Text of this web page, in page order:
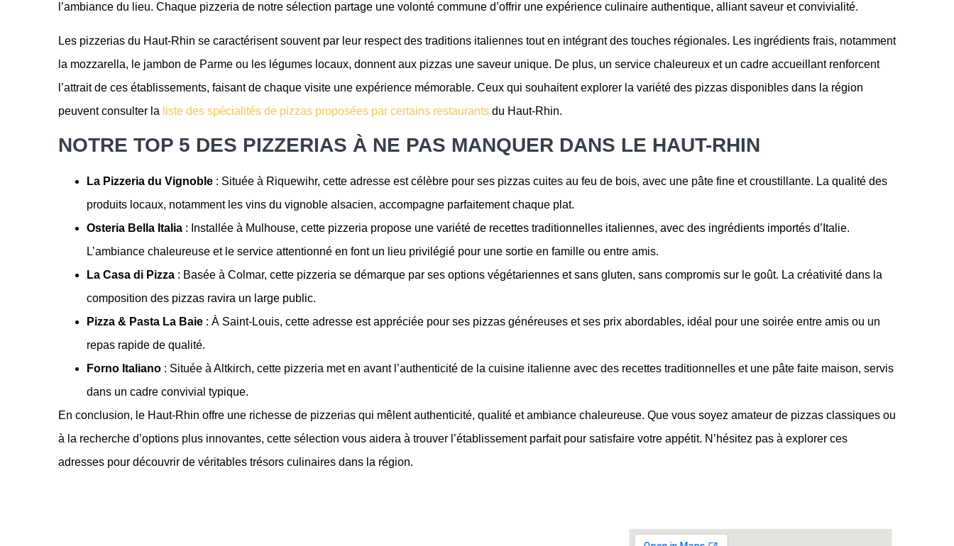
l’ambiance du lieu. Chaque pizzeria de notre sélection partage une volonté commune d’offrir une expérience culinaire authentique, alliant saveur et convivialité.
Les pizzerias du Haut-Rhin se caractérisent souvent par leur respect des traditions italiennes tout en intégrant des touches régionales. Les ingrédients frais, notamment
la mozzarella, le jambon de Parme ou les légumes locaux, donnent aux pizzas une saveur unique. De plus, un service chaleureux et un cadre accueillant renforcent
l’attrait de ces établissements, faisant de chaque visite une expérience mémorable. Ceux qui souhaitent explorer la variété des pizzas disponibles dans la région
peuvent consulter la liste des spécialités de pizzas proposées par certains restaurants du Haut-Rhin.
NOTRE TOP 5 DES PIZZERIAS À NE PAS MANQUER DANS LE HAUT-RHIN
La Pizzeria du Vignoble : Située à Riquewihr, cette adresse est célèbre pour ses pizzas cuites au feu de bois, avec une pâte fine et croustillante. La qualité des
produits locaux, notamment les vins du vignoble alsacien, accompagne parfaitement chaque plat.
Osteria Bella Italia : Installée à Mulhouse, cette pizzeria propose une variété de recettes traditionnelles italiennes, avec des ingrédients importés d’Italie.
L’ambiance chaleureuse et le service attentionné en font un lieu privilégié pour une sortie en famille ou entre amis.
La Casa di Pizza : Basée à Colmar, cette pizzeria se démarque par ses options végétariennes et sans gluten, sans compromis sur le goût. La créativité dans la
composition des pizzas ravira un large public.
Pizza & Pasta La Baie : À Saint-Louis, cette adresse est appréciée pour ses pizzas généreuses et ses prix abordables, idéal pour une soirée entre amis ou un
repas rapide de qualité.
Forno Italiano : Située à Altkirch, cette pizzeria met en avant l’authenticité de la cuisine italienne avec des recettes traditionnelles et une pâte faite maison, servis
dans un cadre convivial typique.
En conclusion, le Haut-Rhin offre une richesse de pizzerias qui mêlent authenticité, qualité et ambiance chaleureuse. Que vous soyez amateur de pizzas classiques ou
à la recherche d’options plus innovantes, cette sélection vous aidera à trouver l’établissement parfait pour satisfaire votre appétit. N’hésitez pas à explorer ces
adresses pour découvrir de véritables trésors culinaires dans la région.